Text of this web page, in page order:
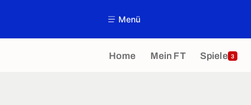
Menü
Home Mein FT Spiele 3